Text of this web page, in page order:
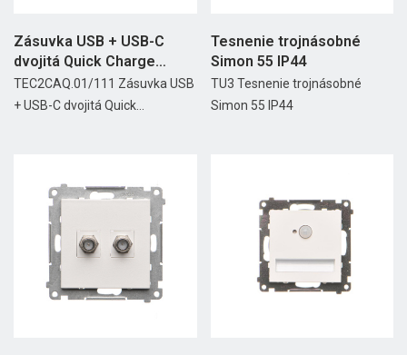
Zásuvka USB + USB-C
dvojitá Quick Charge
30W...
TEC2CAQ.01/111 Zásuvka USB
+ USB-C dvojitá Quick...
Tesnenie trojnásobné
Simon 55 IP44
TU3 Tesnenie trojnásobné
Simon 55 IP44